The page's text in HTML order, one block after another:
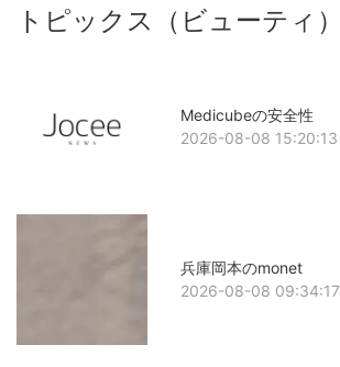
トピックス（ビューティ）
Medicubeの安全性
2026-08-08 15:20:13
兵庫岡本のmonet
2026-08-08 09:34:17